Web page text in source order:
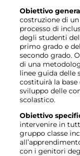
Obiettivo
costruzione di
processo di
degli studenti
primo grado e
secondo grado.
di una
linee guida delle
costituirà la base
sviluppo delle
scolastico.
Obiettivo
intervenire in
gruppo classe
con i genitori